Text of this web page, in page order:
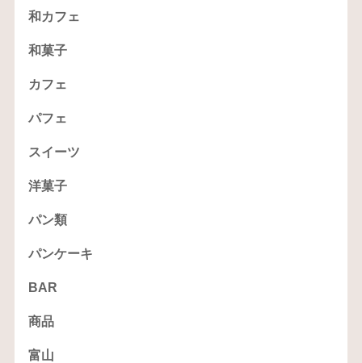
和カフェ
和菓子
カフェ
パフェ
スイーツ
洋菓子
パン類
パンケーキ
BAR
商品
富山